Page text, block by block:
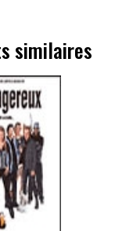
similaires